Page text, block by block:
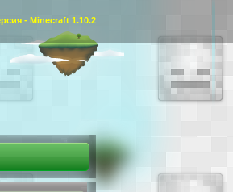
- Minecraft 1.10.2